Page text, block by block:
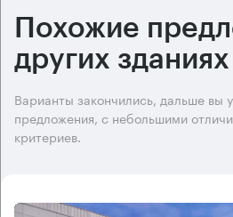
Похожие
других зданиях
Варианты закончились, дальше вы
предложения, с небольшими
критериев.